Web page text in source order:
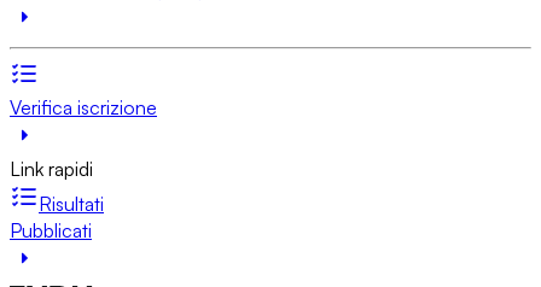
Verifica iscrizione
Link rapidi
Risultati
Pubblicati